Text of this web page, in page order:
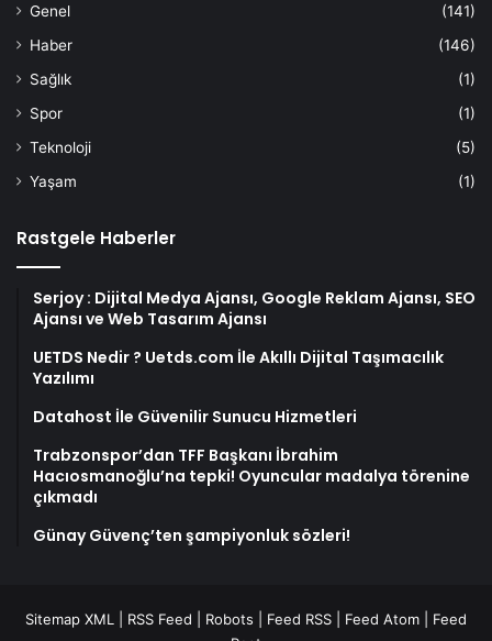
Genel
(141)
Haber
(146)
Sağlık
(1)
Spor
(1)
Teknoloji
(5)
Yaşam
(1)
Rastgele Haberler
Serjoy : Dijital Medya Ajansı, Google Reklam Ajansı, SEO
Ajansı ve Web Tasarım Ajansı
UETDS Nedir ? Uetds.com İle Akıllı Dijital Taşımacılık
Yazılımı
Datahost İle Güvenilir Sunucu Hizmetleri
Trabzonspor’dan TFF Başkanı İbrahim
Hacıosmanoğlu’na tepki! Oyuncular madalya törenine
çıkmadı
Günay Güvenç’ten şampiyonluk sözleri!
Sitemap XML RSS Feed Robots Feed RSS Feed Atom
Feed